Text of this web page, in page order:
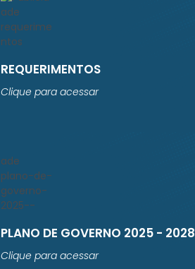
REQUERIMENTOS
Clique para acessar
PLANO DE GOVERNO 2025 - 2028
Clique para acessar